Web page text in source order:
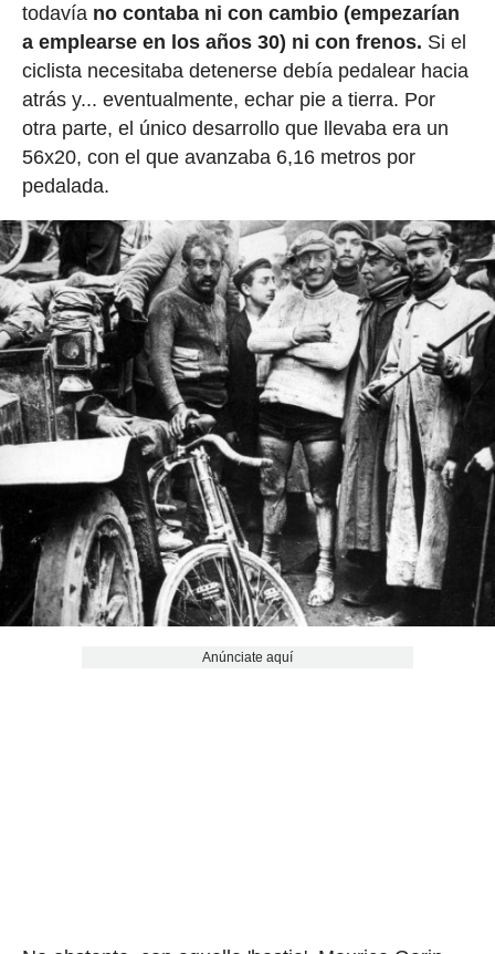
todavía no contaba ni con cambio (empezarían
a emplearse en los años 30) ni con frenos. Si el
ciclista necesitaba detenerse debía pedalear hacia
atrás y... eventualmente, echar pie a tierra. Por
otra parte, el único desarrollo que llevaba era un
56x20, con el que avanzaba 6,16 metros por
pedalada.
Anúnciate aquí